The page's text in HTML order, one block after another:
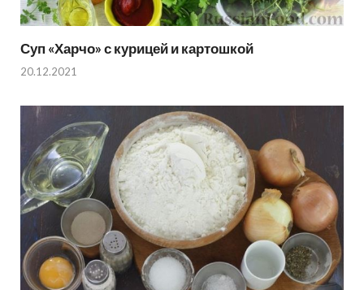
Суп «Харчо» с курицей и картошкой
20.12.2021